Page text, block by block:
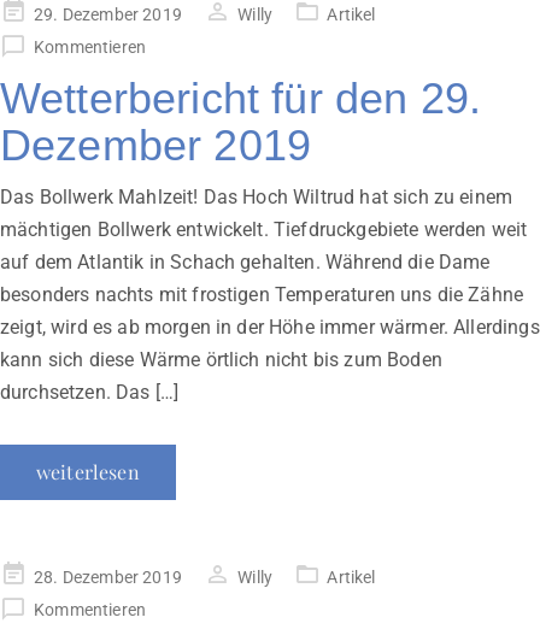
Veröffentlicht
am
29. Dezember 2019 Willy
Artikel
Kommentieren
Wetterbericht für den 29.
Dezember 2019
Das Bollwerk Mahlzeit! Das Hoch Wiltrud hat sich zu einem
mächtigen Bollwerk entwickelt. Tiefdruckgebiete werden weit
auf dem Atlantik in Schach gehalten. Während die Dame
besonders nachts mit frostigen Temperaturen uns die Zähne
zeigt, wird es ab morgen in der Höhe immer wärmer. Allerdings
kann sich diese Wärme örtlich nicht bis zum Boden
durchsetzen. Das […]
weiterlesen
Veröffentlicht
am
28. Dezember 2019 Willy
Artikel
Kommentieren